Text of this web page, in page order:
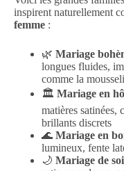
inspirent naturellement
femme :
🌿 Mariage
longues fluides,
comme la
🏛️ Mariage en
matières satinées,
brillants discrets
🌊 Mariage en
lumineux, fente
🌙 Mariage de